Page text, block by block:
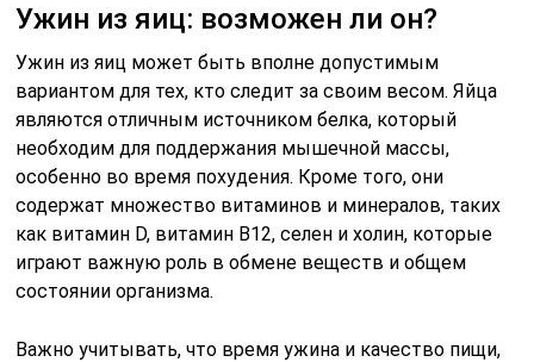
Ужин из яиц: возможен ли он?
Ужин из яиц может быть вполне допустимым
вариантом для тех, кто следит за своим весом. Яйца
являются отличным источником белка, который
необходим для поддержания мышечной массы,
особенно во время похудения. Кроме того, они
содержат множество витаминов и минералов, таких
как витамин D, витамин B12, селен и холин, которые
играют важную роль в обмене веществ и общем
состоянии организма.
Важно учитывать, что время ужина и качество пищи,